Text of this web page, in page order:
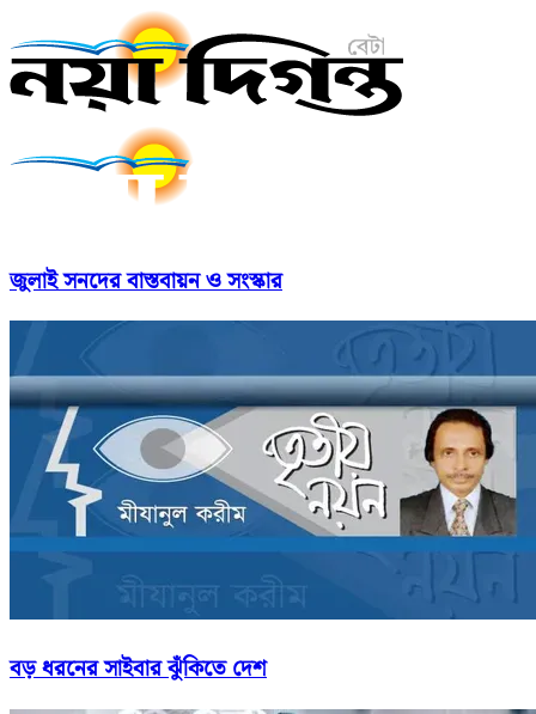
জুলাই সনদের বাস্তবায়ন ও সংস্কার
বড় ধরনের সাইবার ঝুঁকিতে দেশ